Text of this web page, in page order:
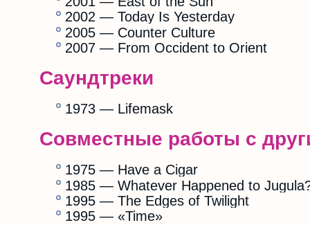
2002 — Today Is Yesterday
2005 — Counter Culture
2007 — From Occident to Orient
Саундтреки
1973 — Lifemask
Совместные работы с
1975 — Have a Cigar
1985 — Whatever Happened to
1995 — The Edges of Twilight
1995 — «Time»